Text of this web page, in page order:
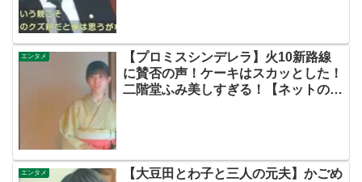
エンタメ
【プロミスシンデレラ】火10新路線
に賛否の声！ケーキはスカッとした！
二階堂ふみ美しすぎる！【ネットの考
エンタメ
【大豆田とわ子と三人の元夫】かごめ